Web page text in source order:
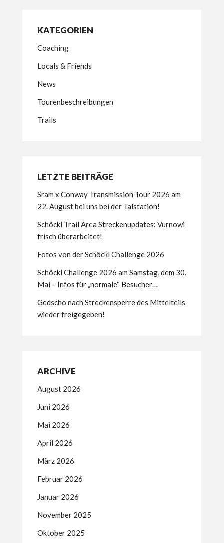
KATEGORIEN
Coaching
Locals & Friends
News
Tourenbeschreibungen
Trails
LETZTE BEITRÄGE
Sram x Conway Transmission Tour 2026 am
22. August bei uns bei der Talstation!
Schöckl Trail Area Streckenupdates: Vurnowi
frisch überarbeitet!
Fotos von der Schöckl Challenge 2026
Schöckl Challenge 2026 am Samstag, dem 30.
Mai – Infos für „normale“ Besucher…
Gedscho nach Streckensperre des Mittelteils
wieder freigegeben!
ARCHIVE
August 2026
Juni 2026
Mai 2026
April 2026
März 2026
Februar 2026
Januar 2026
November 2025
Oktober 2025